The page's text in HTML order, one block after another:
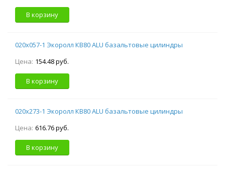
В корзину
020х057-1 Экоролл КВ80 ALU базальтовые цилиндры
Цена: 154.48 руб.
В корзину
020х273-1 Экоролл КВ80 ALU базальтовые цилиндры
Цена: 616.76 руб.
В корзину